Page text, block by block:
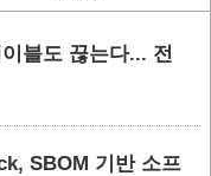
블도 끊는다... 전
SBOM 기반 소프